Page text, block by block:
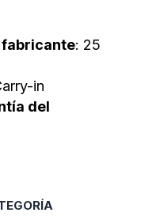
fabricante: 25
in
del